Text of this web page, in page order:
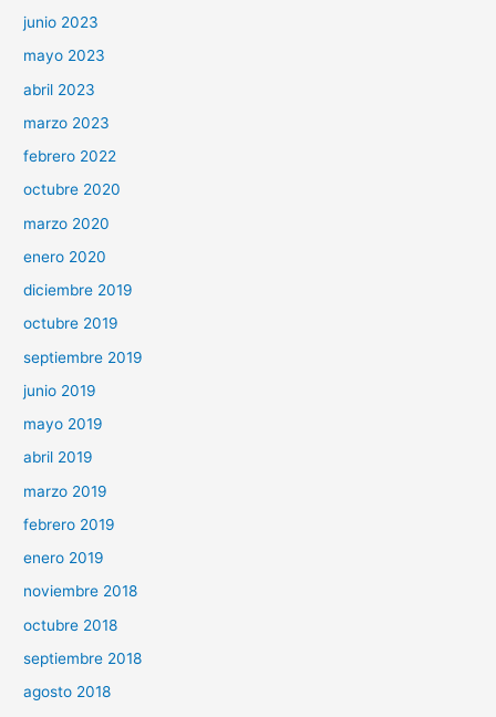
junio 2023
mayo 2023
abril 2023
marzo 2023
febrero 2022
octubre 2020
marzo 2020
enero 2020
diciembre 2019
octubre 2019
septiembre 2019
junio 2019
mayo 2019
abril 2019
marzo 2019
febrero 2019
enero 2019
noviembre 2018
octubre 2018
septiembre 2018
agosto 2018